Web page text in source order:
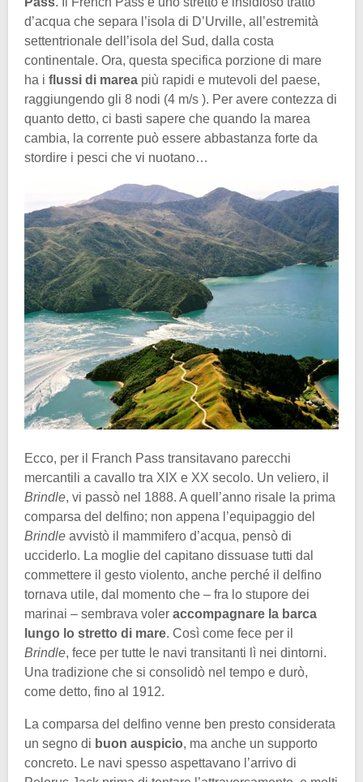
d’acqua che separa l’isola di D’Urville, all’estremità
settentrionale dell’isola del Sud, dalla costa
continentale. Ora, questa specifica porzione di mare
ha i flussi di marea più rapidi e mutevoli del paese,
raggiungendo gli 8 nodi (4 m/s ). Per avere contezza di
quanto detto, ci basti sapere che quando la marea
cambia, la corrente può essere abbastanza forte da
stordire i pesci che vi nuotano…
Ecco, per il Franch Pass transitavano parecchi
mercantili a cavallo tra XIX e XX secolo. Un veliero, il
Brindle, vi passò nel 1888. A quell’anno risale la prima
comparsa del delfino; non appena l’equipaggio del
Brindle avvistò il mammifero d’acqua, pensò di
ucciderlo. La moglie del capitano dissuase tutti dal
commettere il gesto violento, anche perché il delfino
tornava utile, dal momento che – fra lo stupore dei
marinai – sembrava voler accompagnare la barca
lungo lo stretto di mare. Così come fece per il
Brindle, fece per tutte le navi transitanti lì nei dintorni.
Una tradizione che si consolidò nel tempo e durò,
come detto, fino al 1912.
La comparsa del delfino venne ben presto considerata
un segno di buon auspicio, ma anche un supporto
concreto. Le navi spesso aspettavano l’arrivo di